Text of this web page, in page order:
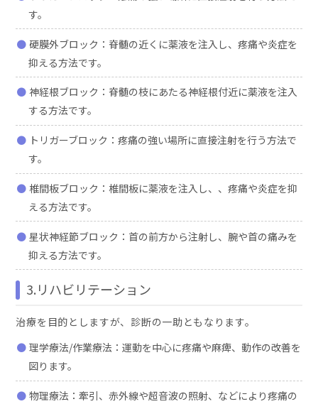
す。
硬膜外ブロック：脊髄の近くに薬液を注入し、疼痛や炎症を
抑える方法です。
神経根ブロック：脊髄の枝にあたる神経根付近に薬液を注入
する方法です。
トリガーブロック：疼痛の強い場所に直接注射を行う方法で
す。
椎間板ブロック：椎間板に薬液を注入し、、疼痛や炎症を抑
える方法です。
星状神経節ブロック：首の前方から注射し、腕や首の痛みを
抑える方法です。
3.リハビリテーション
治療を目的としますが、診断の一助ともなります。
理学療法/作業療法：運動を中心に疼痛や麻痺、動作の改善を
図ります。
物理療法：牽引、赤外線や超音波の照射、などにより疼痛の